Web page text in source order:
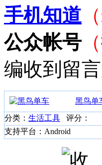
手机知道
公众帐号（
编收到留
黑鸟单
分类： 生活工具 评分：
支持平台：Android